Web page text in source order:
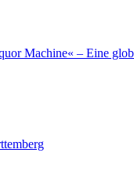
Machine« ‒ Eine